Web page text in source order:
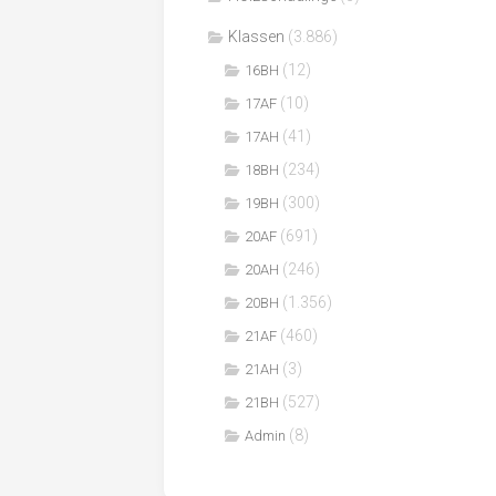
Klassen (3.886)
16BH (12)
17AF (10)
17AH (41)
18BH (234)
19BH (300)
20AF (691)
20AH (246)
20BH (1.356)
21AF (460)
21AH (3)
21BH (527)
Admin (8)